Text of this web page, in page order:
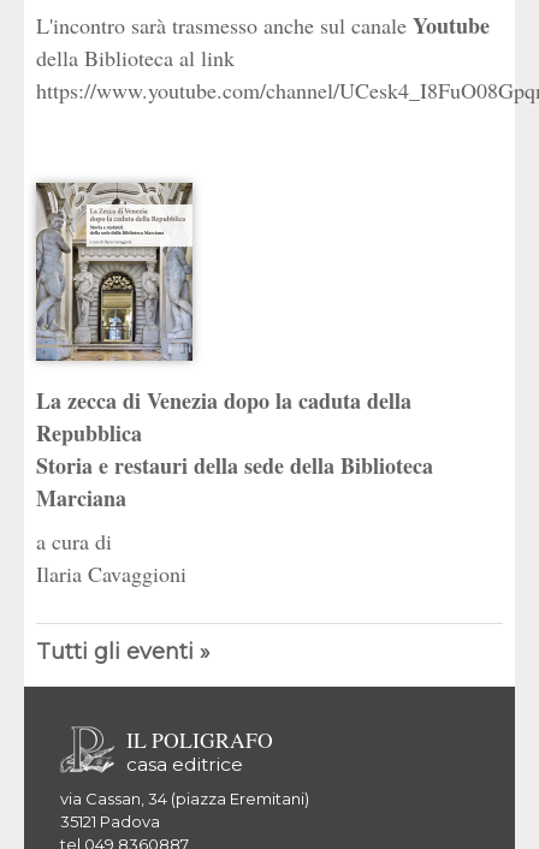
L'incontro sarà trasmesso anche sul canale Youtube
della Biblioteca al link
https://www.youtube.com/channel/
La zecca di Venezia dopo la caduta della
Repubblica
Storia e restauri della sede della Biblioteca
Marciana
Ilaria Cavaggioni
Tutti gli eventi »
IL POLIGRAFO
casa editrice
via Cassan, 34 (piazza Eremitani)
35121 Padova
tel 049 8360887